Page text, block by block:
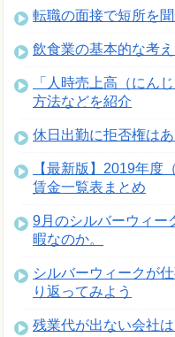
転職の面接で短所を
飲食業の基本的な考
「人時売上高（にん
方法などを紹介
休日出勤に拒否権は
【最新版】2019年度
賃金一覧表まとめ
9月のシルバーウィー
暇なのか。
シルバーウィークが
り返ってみよう
残業代が出ない会社